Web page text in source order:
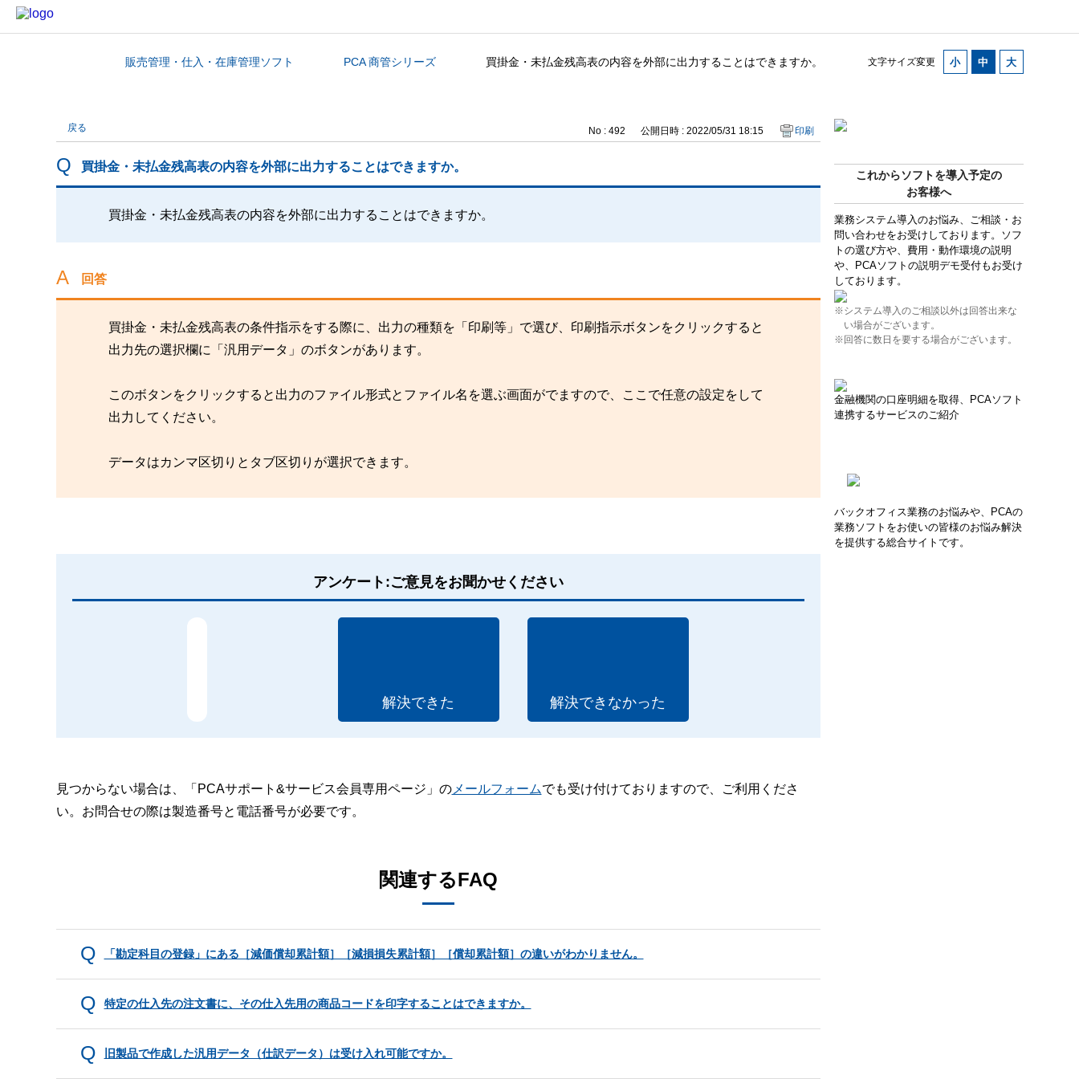
文字サイズ変更
カテゴリから探す販売管理・仕入・在庫管理ソフト PCA 商管シリーズ 買掛金・未払金残高表の内容を外部に出力することはできますか。
これからソフトを導入予定の
お客様へ
業務システム導入のお悩み、ご相談・お
問い合わせをお受けしております。ソフ
トの選び方や、費用・動作環境の説明
や、PCAソフトの説明デモ受付もお受け
しております。
※システム導入のご相談以外は回答出来な
い場合がございます。
※回答に数日を要する場合がございます。
金融機関の口座明細を取得、PCAソフト
連携するサービスのご紹介
バックオフィス業務のお悩みや、PCAの
業務ソフトをお使いの皆様のお悩み解決
を提供する総合サイトです。
戻る No : 492 公開日時 : 2022/05/31 18:15 印刷
買掛金・未払金残高表の内容を外部に出力することはできますか。
買掛金・未払金残高表の内容を外部に出力することはできますか。
回答
買掛金・未払金残高表の条件指示をする際に、出力の種類を「印刷等」で選び、印刷指示ボタンをクリックすると
出力先の選択欄に「汎用データ」のボタンがあります。
このボタンをクリックすると出力のファイル形式とファイル名を選ぶ画面がでますので、ここで任意の設定をして
出力してください。
データはカンマ区切りとタブ区切りが選択できます。
アンケート:ご意見をお聞かせください
解決できた 解決できなかった
見つからない場合は、「PCAサポート&サービス会員専用ページ」のメールフォームでも受け付けておりますので、ご利用くださ
い。お問合せの際は製造番号と電話番号が必要です。
関連するFAQ
「勘定科目の登録」にある［減価償却累計額］［減損損失累計額］［償却累計額］の違いがわかりません。
特定の仕入先の注文書に、その仕入先用の商品コードを印字することはできますか。
旧製品で作成した汎用データ（仕訳データ）は受け入れ可能ですか。